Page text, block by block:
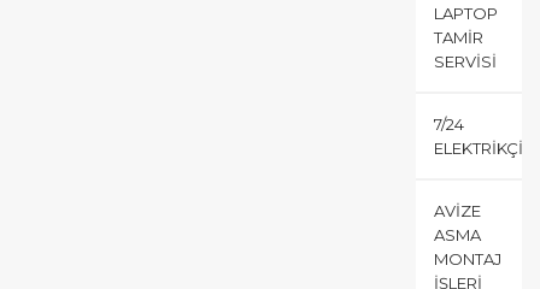
LAPTOP
TAMIR
SERVISI
7/24
ELEKTRIKÇI
AVIZE
ASMA
MONTAJ
İŞLERI